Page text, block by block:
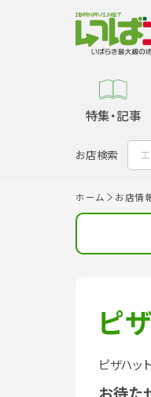
特集・記事
お店検索
ホーム お店情
ピ
ピザハッ